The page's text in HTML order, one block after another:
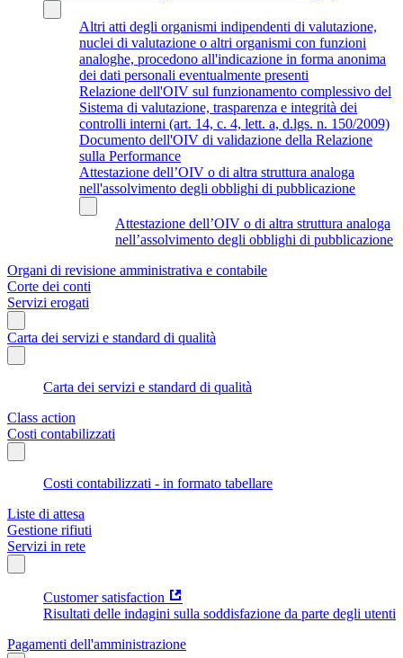
Altri atti degli organismi indipendenti di valutazione,
nuclei di valutazione o altri organismi con funzioni
analoghe, procedono all'indicazione in forma anonima
dei dati personali eventualmente presenti
Relazione dell'OIV sul funzionamento complessivo del
Sistema di valutazione, trasparenza e integrità dei
controlli interni (art. 14, c. 4, lett. a, d.lgs. n. 150/2009)
Documento dell'OIV di validazione della Relazione
sulla Performance
Attestazione dell’OIV o di altra struttura analoga
nell'assolvimento degli obblighi di pubblicazione
Attestazione dell’OIV o di altra struttura analoga
nell’assolvimento degli obblighi di pubblicazione
Organi di revisione amministrativa e contabile
Corte dei conti
Servizi erogati
Carta dei servizi e standard di qualità
Carta dei servizi e standard di qualità
Class action
Costi contabilizzati
Costi contabilizzati - in formato tabellare
Liste di attesa
Gestione rifiuti
Servizi in rete
Customer satisfaction
Risultati delle indagini sulla soddisfazione da parte degli utenti
Pagamenti dell'amministrazione